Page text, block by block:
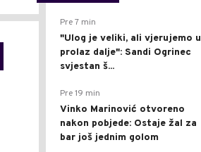
Pre 7 min
"Ulog je veliki, ali vjerujemo u
prolaz dalje": Sandi Ogrinec
svjestan š...
Pre 19 min
Vinko Marinović otvoreno
nakon pobjede: Ostaje žal za
bar još jednim golom